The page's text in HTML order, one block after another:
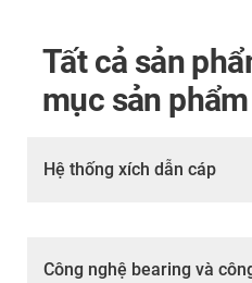
Tất cả sản
mục sản phẩm
Hệ thống xích dẫn cáp
Công nghệ bearing và